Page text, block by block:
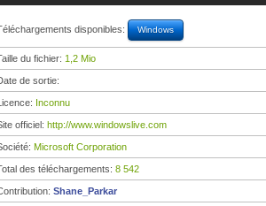
disponibles: Windows
du fichier: 1,2 Mio
de sortie:
Inconnu
officiel: http://www.windowslive.com
Microsoft Corporation
des téléchargements: 8 542
Shane_Parkar